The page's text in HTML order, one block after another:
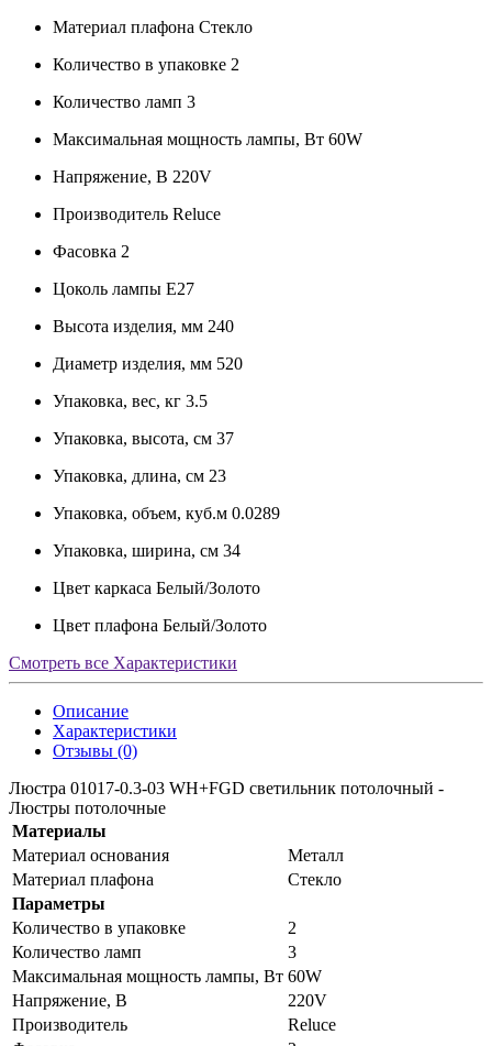
Материал плафона Стекло
Количество в упаковке 2
Количество ламп 3
Максимальная мощность лампы, Вт 60W
Напряжение, В 220V
Производитель Reluce
Фасовка 2
Цоколь лампы E27
Высота изделия, мм 240
Диаметр изделия, мм 520
Упаковка, вес, кг 3.5
Упаковка, высота, см 37
Упаковка, длина, см 23
Упаковка, объем, куб.м 0.0289
Упаковка, ширина, см 34
Цвет каркаса Белый/Золото
Цвет плафона Белый/Золото
Смотреть все Характеристики
Описание
Характеристики
Отзывы (0)
Люстра 01017-0.3-03 WH+FGD светильник потолочный -
Люстры потолочные
Материалы
Материал основания
Металл
Материал плафона
Стекло
Параметры
Количество в упаковке
2
Количество ламп
3
Максимальная мощность лампы, Вт 60W
Напряжение, В
220V
Производитель
Reluce